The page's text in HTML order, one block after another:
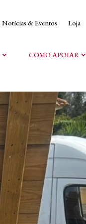
Notícias & Eventos Loja
COMO APOIAR